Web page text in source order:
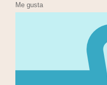
Me gusta